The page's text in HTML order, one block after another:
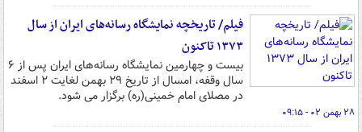
فیلم/ تاریخچه نمایشگاه رسانه‌های ایران از سال
۱۳۷۳ تاکنون
بیست و چهارمین نمایشگاه رسانه‌های ایران پس از ۶
سال وقفه، امسال از تاریخ ۲۹ بهمن لغایت ۲ اسفند
در مصلای امام خمینی(ره) برگزار می شود.
۲۸ بهمن ۰۲ - ۰۹:۱۵